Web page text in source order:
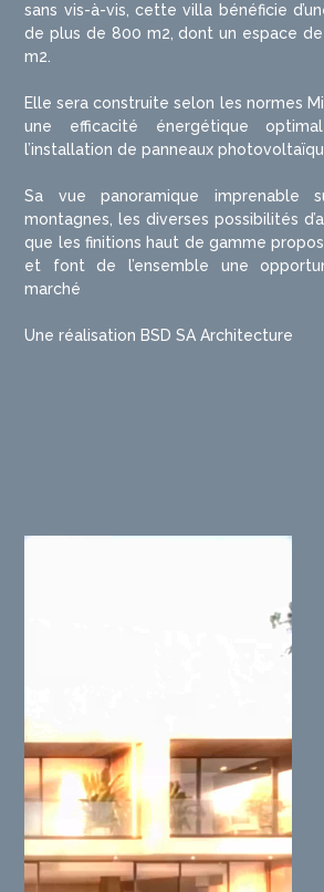
sans vis-à-vis, cette villa bénéficie
de plus de 800 m2, dont un espace
m2.
Elle sera construite selon les normes
une efficacité énergétique
l’installation de panneaux
Sa vue panoramique
montagnes, les diverses possibilités
que les finitions haut de gamme
et font de l’ensemble une
marché
Une réalisation BSD SA Architecture